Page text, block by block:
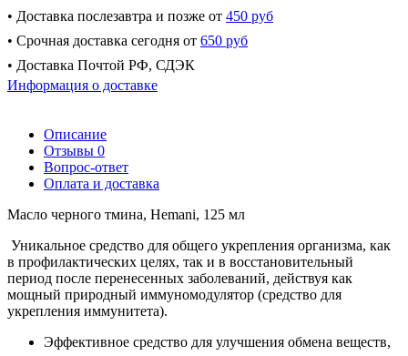
• Доставка послезавтра и позже от 450 руб
• Срочная доставка сегодня от 650 руб
• Доставка Почтой РФ, СДЭК
Информация о доставке
Описание
Отзывы 0
Вопрос-ответ
Оплата и доставка
Масло черного тмина, Hemani, 125 мл
Уникальное средство для общего укрепления организма, как
в профилактических целях, так и в восстановительный
период после перенесенных заболеваний, действуя как
мощный природный иммуномодулятор (средство для
укрепления иммунитета).
Эффективное средство для улучшения обмена веществ,